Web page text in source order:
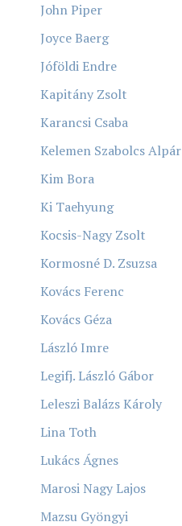
John Piper
Joyce Baerg
Jóföldi Endre
Kapitány Zsolt
Karancsi Csaba
Kelemen Szabolcs Alpár
Kim Bora
Ki Taehyung
Kocsis-Nagy Zsolt
Kormosné D. Zsuzsa
Kovács Ferenc
Kovács Géza
László Imre
Legifj. László Gábor
Leleszi Balázs Károly
Lina Toth
Lukács Ágnes
Marosi Nagy Lajos
Mazsu Gyöngyi